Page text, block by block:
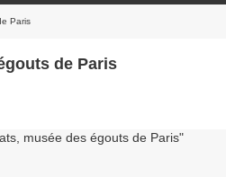
Paris
de Paris